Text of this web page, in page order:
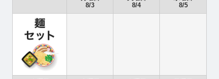
8/3
8/4
8/5